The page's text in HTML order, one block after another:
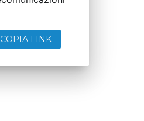
COPIA LINK